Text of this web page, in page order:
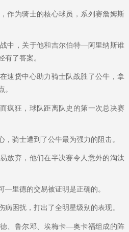
作为骑士的核心球员，系列赛詹姆斯
中，关于他和吉尔伯特—阿里纳斯谁
有了答案。
速贷中心助力骑士队战胜了公牛，拿
。
疯狂，球队距离队史的第一次总决赛
，骑士遭到了公牛最为强力的阻击。
放弃，他们在半决赛令人意外的淘汰
—里德的交易被证明是正确的。
病困扰，打出了全明星级别的表现。
、鲁尔邓、埃梅卡—奥卡福组成的阵